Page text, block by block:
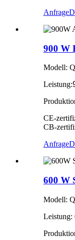
Anfrage
900 W
Modell:
Leistung:
CE-
CB-
Anfrage
600 W
Modell:
Leistung: